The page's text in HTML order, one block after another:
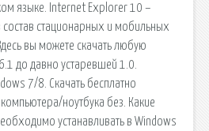
языке. Internet Explorer 10 –
стационарных и мобильных
вы можете скачать любую
до давно устаревшей 1.0.
7/8. Скачать бесплатно
ноутбука без. Какие
устанавливать в Windows